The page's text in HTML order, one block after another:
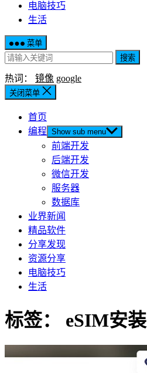
电脑技巧
生活
菜单
搜索
热词： 镜像 google
关闭菜单
首页
编程 Show sub menu
前端开发
后端开发
微信开发
服务器
数据库
业界新闻
精品软件
分享发现
资源分享
电脑技巧
生活
标签： eSIM安装